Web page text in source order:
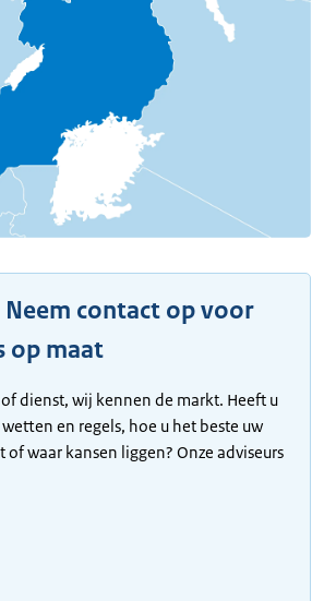
Neem contact op voor
op maat
dienst, wij kennen de markt. Heeft u
en regels, hoe u het beste uw
waar kansen liggen? Onze adviseurs